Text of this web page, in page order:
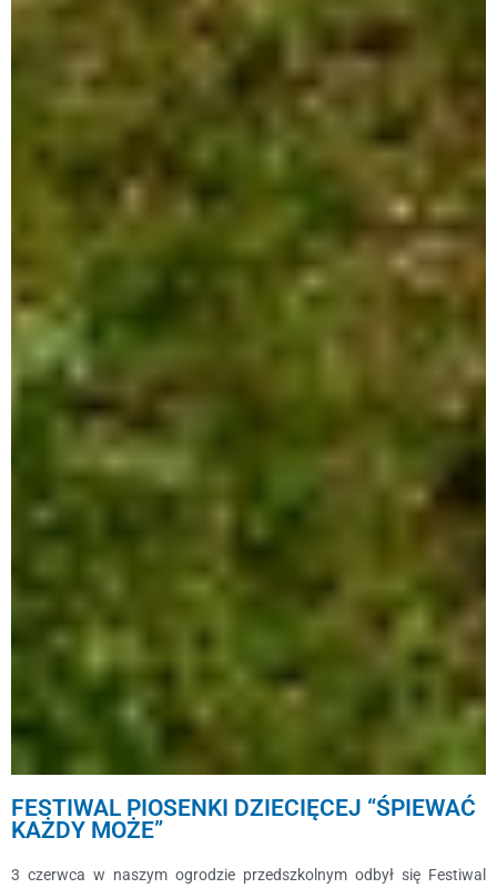
FESTIWAL PIOSENKI DZIECIĘCEJ “ŚPIEWAĆ
KAŻDY MOŻE”
3 czerwca w naszym ogrodzie przedszkolnym odbył się Festiwal